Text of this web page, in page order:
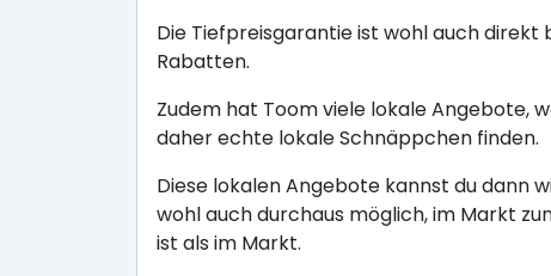
Die Tiefpreisgarantie ist wohl auch
Rabatten.
Zudem hat Toom viele lokale Angebote,
daher echte lokale Schnäppchen finden.
Diese lokalen Angebote kannst du dann
wohl auch durchaus möglich, im Markt
ist als im Markt.